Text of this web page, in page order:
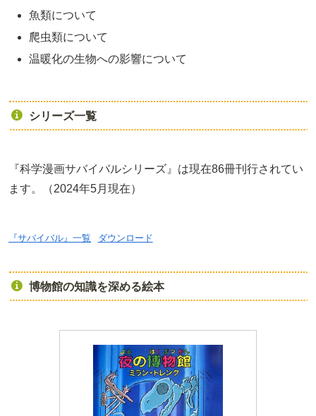
魚類について
爬虫類について
温暖化の生物への影響について
シリーズ一覧
『科学漫画サバイバルシリーズ』は現在86冊刊行されてい
ます。（2024年5月現在）
『サバイバル』一覧 ダウンロード
博物館の知識を深める絵本